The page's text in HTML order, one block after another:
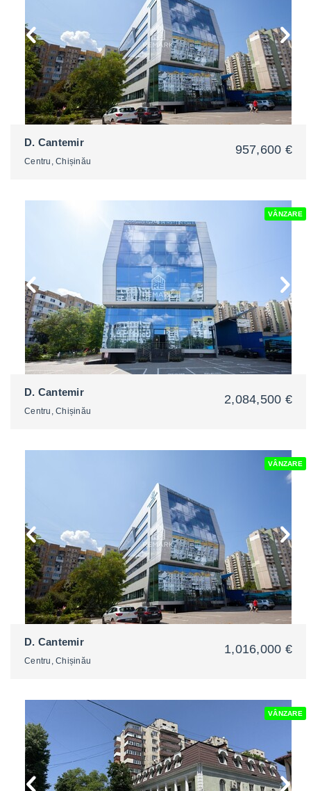
D. Cantemir
Centru, Chișinău
957,600 €
VÂNZARE
D. Cantemir
Centru, Chișinău
2,084,500 €
VÂNZARE
D. Cantemir
Centru, Chișinău
1,016,000 €
VÂNZARE